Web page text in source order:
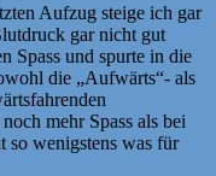
Aufzug steige ich gar
gar nicht gut
Spass und spurte in die
die „Aufwärts“- als
mehr Spass als bei
so wenigstens was für